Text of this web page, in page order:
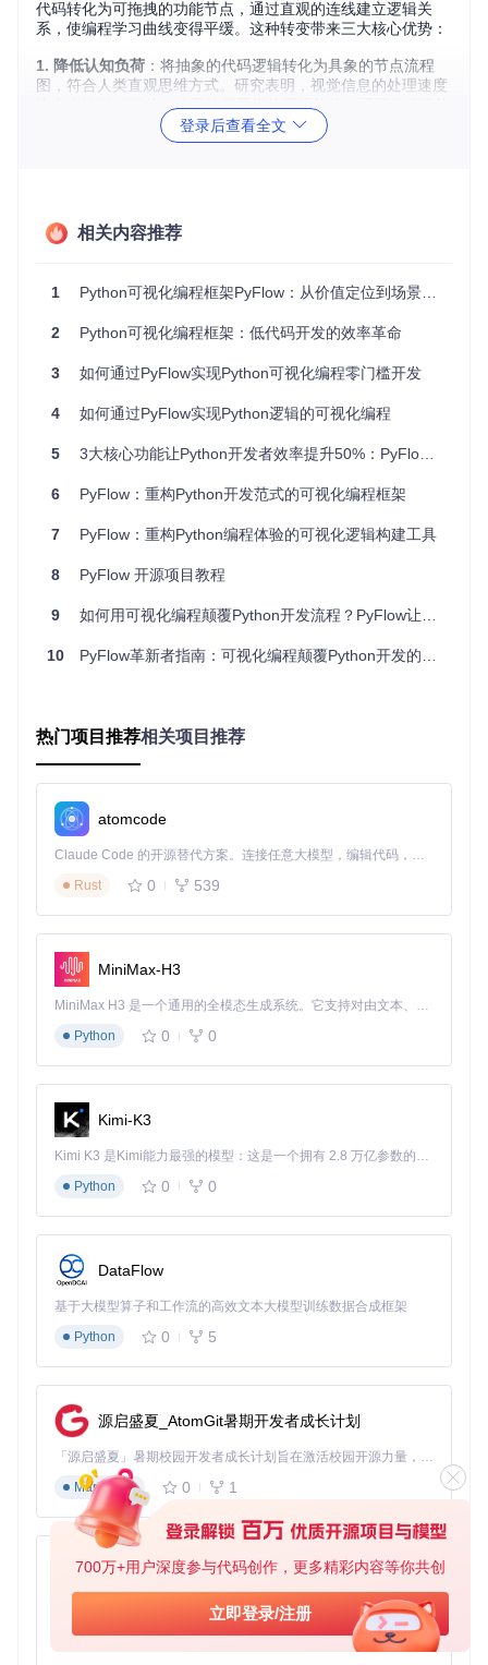
700万+用户深度参与代码创作，更多精彩内容等你共创
立即登录/注册
代码转化为可拖拽的功能节点，通过直观的连线建立逻辑关
系，使编程学习曲线变得平缓。这种转变带来三大核心优势：
1. 降低认知负荷 ：将抽象的代码逻辑转化为具象的节点流程
图，符合人类直观思维方式。研究表明，视觉信息的处理速度
比文本快60,000倍，这意味着同样的逻辑构建，可视化编程能
节省大量认知资源。
运行的开发模式。
求，还是向客户展示方案，PyFlow的可视化界面都能成为有效
市场上存在多种可视化编程工具，但它们往往局限于特定领域
或缺乏扩展性。PyFlow凭借其独特设计在众多工具中脱颖而
出：
工具类型 优势 局限性 PyFlow解决方案
教育类积
木工具
极度简
合儿童
功能有限，
专业开发
保留直观操作同
专业领域
E蓝图)
深度整
领域功
能
锁定平台，
峭
通用Python框架，
可扩展至任何领域
isio)
制能力
法执行
PyFlow的独特之处在于它不是简单的代码生成器，而是将Pyth
on的全部能力通过可视化界面呈现。用户既能享受拖拽节点的
便捷，又能直接编写代码实现复杂逻辑，实现了易用性与强大
功能的完美平衡。
技术原理：可视化编程的底层架构
节点式编程教程：PyFlow核心组件如何协同工作？
PyFlow的架构设计借鉴了现代编译器的工作原理，但通过可视
化界面隐藏了复杂细节。整个系统由四大核心组件构成，协同
完成从图形化编程到代码执行的全过程：
1. 节点系统 ：功能实现：[PyFlow/Core/NodeBase.py]定义了
节点的基础结构。每个节点如同一个功能模块，封装了特定的
Python功能。节点间通过引脚(Pin)传递数据，形成完整的执行
链。
2. 评估引擎
负责解析节点连接关系，确定执行顺序，并将图形化逻辑转换
为可执行的Python代码。这一过程类似编译器的语法分析阶
段，但实时进行。
3. 数据类型系统：功能实现：[PyFlow/Core/PinBase.py]定义
了不同数据类型的引脚，确保数据在节点间正确传递。就像现
实生活中不同接口需要匹配的插头，PyFlow的引脚系统防止了
数据类型不匹配的错误。
4. UI渲染系统
：功能实现：[PyFlow/UI/Canvas/CanvasBase.
py]负责将抽象的逻辑关系渲染为直观的图形界面，并处理用
户交互。这层"翻译"让复杂的程序逻辑变得可视化且可操作。
如何理解PyFlow的模块化设计？像搭积木一样扩展功能
PyFlow采用模块化架构，允许用户根据需求扩展系统功能，这
种设计类似乐高积木系统：基础模块提供核心功能，扩展模块
则增加特定领域能力。主要模块包括：
：位于[PyFlow/Core/]，包含框架运行必需的基础组
件，如节点基类、图形管理、评估引擎等。这部分相当于乐高
的基础砖块，是构建任何结构的基础。
基础包
：功能实现：[PyFlow/Packages/PyFlowBase/]提供了
常用的节点和功能库，如数学运算、流程控制、数据处理等。
登录后查看全文
相关内容推荐
1 Python可视化编程框架PyFlow：从价值定位到场景拓展的全面指南
2 Python可视化编程框架：低代码开发的效率革命
3 如何通过PyFlow实现Python可视化编程零门槛开发
4 如何通过PyFlow实现Python逻辑的可视化编程
5 3大核心功能让Python开发者效率提升50%：PyFlow可视化编程框架实战指南
6 PyFlow：重构Python开发范式的可视化编程框架
7 PyFlow：重构Python编程体验的可视化逻辑构建工具
8 PyFlow 开源项目教程
9 如何用可视化编程颠覆Python开发流程？PyFlow让代码像搭积木一样简单
10 PyFlow革新者指南：可视化编程颠覆Python开发的5种突破性实践
热门项目推荐相关项目推荐
atomcode
Claude Code 的开源替代方案。连接任意大模型，编辑代码，运行命令，自动验证 — 全自动执行。用 Rust 构建，极致性能。 ｜ An open-source alternative to Claude Code. Connect any LLM, edit code, run commands, and verify changes — autonomously. Built in Rust for speed. Get Started
Rust
0 539
MiniMax-H3
MiniMax H3 是一个通用的全模态生成系统。它支持对由文本、图像、视频和音频组成的多模态上下文进行统一理解，并能生成分辨率高达 2K、时长可达 15 秒的带原生立体声音频的视频。得益于面向任务泛化的系统设计，H3 在预训练阶段就已具备广泛的多模态上下文理解与生成能力，能够出色地执行复杂的多模态指令。
Python
0 0
Kimi-K3
Kimi K3 是Kimi能力最强的模型：这是一个拥有 2.8 万亿参数的混合专家（MoE）模型，具备原生视觉理解能力，并支持 100 万 token 的上下文窗口。
Python
0 0
DataFlow
基于大模型算子和工作流的高效文本大模型训练数据合成框架
Python
0 5
源启盛夏_AtomGit暑期开发者成长计划
「源启盛夏」暑期校园开发者成长计划旨在激活校园开源力量，通过积分激励、认证扶持、资源倾斜等形式，引导高校组织和开发者完成「入驻 — 建项目 — 做贡献 — 获认证 — 得资源」的完整闭环。无论你是想带领社团入驻平台的组织者，还是希望用代码贡献证明自己的开发者，都能在这里找到属于你的成长路径。
Markdown
0 1
py-xiaozhi
基于Python的Xiaozhi AI，适用于想要完整Xiaozhi体验而无需拥有专用硬件的用户。
Python
0 1